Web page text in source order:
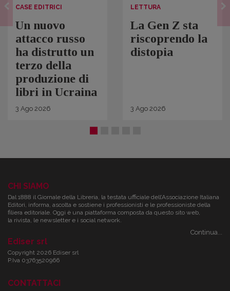
CASE EDITRICI
Un nuovo
attacco russo
ha distrutto un
terzo della
produzione di
libri in Ucraina
3 Ago 2026
LETTURA
La Gen Z sta
riscoprendo la
distopia
3 Ago 2026
CHI SIAMO
Dal 1888 il Giornale della Libreria, la testata ufficiale dell’Associazione Italiana
Editori, informa, ascolta e sostiene i professionisti e le professioniste della
filiera editoriale. Oggi è una piattaforma composta da questo sito web,
la rivista, le newsletter e i social network.
Continua...
Ediser srl
Copyright 2026 Ediser srl
P.Iva 03763520966
CONTATTACI